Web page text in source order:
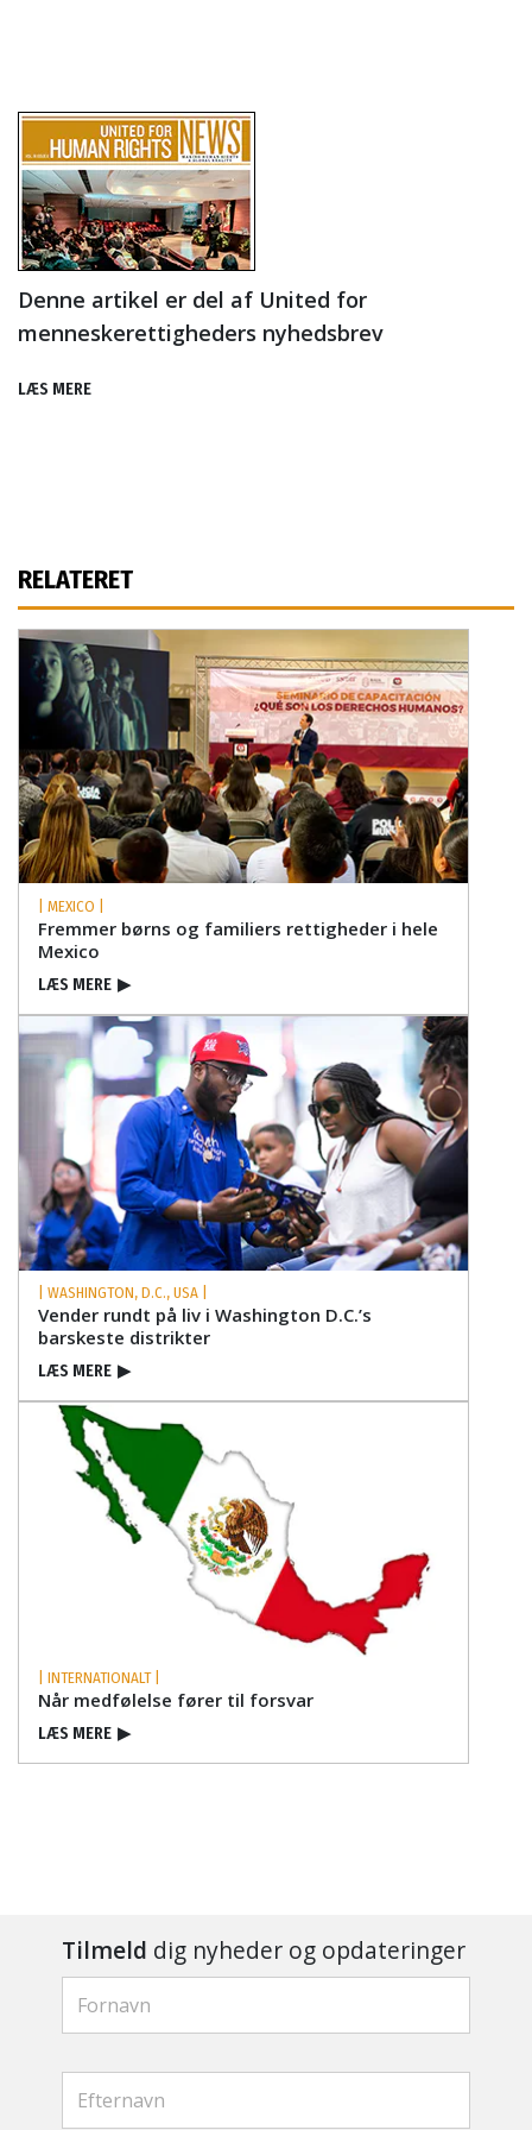
Denne artikel er del af United for
menneskerettigheders nyhedsbrev
LÆS MERE
RELATERET
| MEXICO |
Fremmer børns og familiers rettigheder i hele
Mexico
LÆS MERE ▶
| WASHINGTON, D.C., USA |
Vender rundt på liv i Washington D.C.’s
barskeste distrikter
LÆS MERE ▶
| INTERNATIONALT |
Når medfølelse fører til forsvar
LÆS MERE ▶
Tilmeld dig nyheder og opdateringer